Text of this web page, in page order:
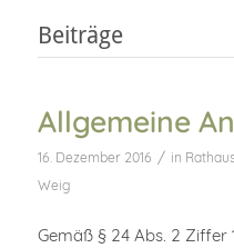
Beiträge
Allgemeine
16. Dezember 2016 / in
Weig
Gemäß § 24 Abs. 2